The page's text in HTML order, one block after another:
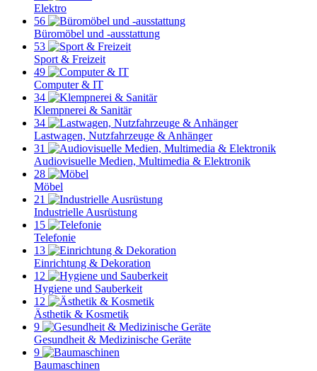
Elektro
56
Büromöbel und -ausstattung
53
Sport & Freizeit
49
Computer & IT
34
Klempnerei & Sanitär
34
Lastwagen, Nutzfahrzeuge & Anhänger
31
Audiovisuelle Medien, Multimedia & Elektronik
28
Möbel
21
Industrielle Ausrüstung
15
Telefonie
13
Einrichtung & Dekoration
12
Hygiene und Sauberkeit
12
Ästhetik & Kosmetik
9
Gesundheit & Medizinische Geräte
9
Baumaschinen